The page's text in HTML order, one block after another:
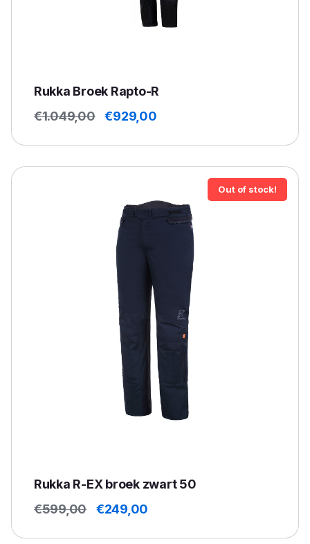
Rukka Broek Rapto-R
€1.049,00
Oorspronkelijke
€929,00Huidige
Out of stock!
Rukka R-EX broek zwart 50
€599,00
Oorspronkelijke
€249,00